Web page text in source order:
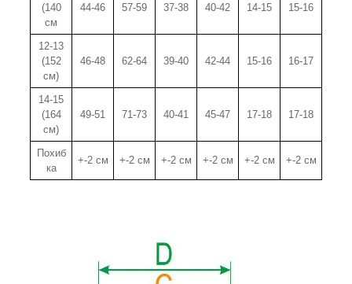
(140
см
44-46 57-59 37-38 40-42 14-15 15-16
12-13
(152
см)
46-48 62-64 39-40 42-44 15-16 16-17
14-15
(164
см)
49-51 71-73 40-41 45-47 17-18 17-18
Похиб
ка
+-2 см +-2 см +-2 см +-2 см +-2 см +-2 см